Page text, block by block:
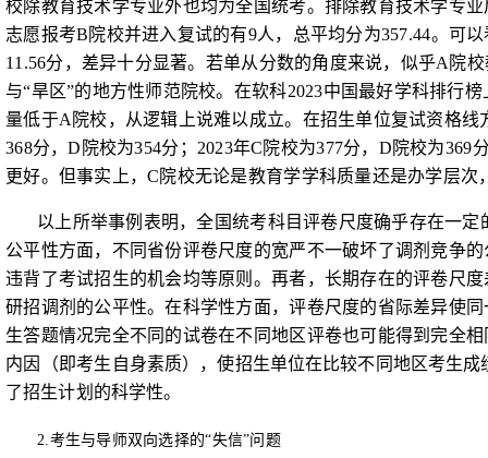
校除教育技术学专业外也均为全国统考。排除教育技术学专
志愿报考B 院校并进入复试的有9人，总平均分为357.44。可
11.56分，差异十分显著。若单从分数的角度来说，似乎A 院
与“旱区”的地方性师范院校。在软科2023中国最好学科排行榜
量低于A 院校，从逻辑上说难以成立。在招生单位复试资格线
368分，D 院校为354分； 2023年C 院校为377分， D 院校为369
更好。但事实上，C 院校无论是教育学学科质量还是办学层次
以上所举事例表明，全国统考科目评卷尺度确乎存在一定
公平性方面，不同省份评卷尺度的宽严不一破坏了调剂竞争
违背了考试招生的机会均等原则。再者，长期存在的评卷尺
研招调剂的公平性。在科学性方面，评卷尺度的省际差异使
生答题情况完全不同的试卷在不同地区评卷也可能得到完全
内因（即考生 自身素质），使招生单位在比较不同地区考生
了招生计划的科学性。
2.考生与导师双向选择的“失信”问题